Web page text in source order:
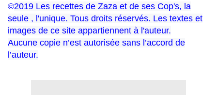
©2019 Les recettes de Zaza et de ses Cop's, la
seule , l'unique. Tous droits réservés. Les textes et
images de ce site appartiennent à l'auteur.
Aucune copie n’est autorisée sans l’accord de
l’auteur.